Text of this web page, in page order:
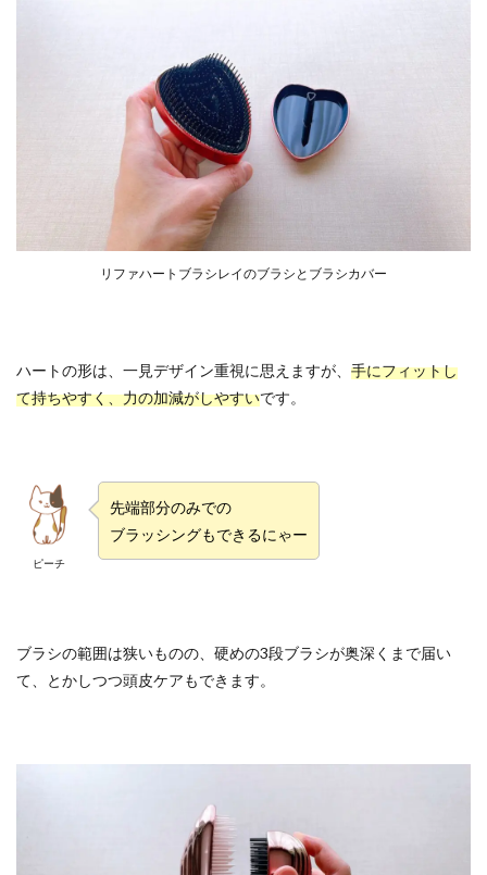
リファハートブラシレイのブラシとブラシカバー
ハートの形は、一見デザイン重視に思えますが、 手にフィットし
て持ちやすく、力の加減がしやすいです。
ピーチ
先端部分のみでの
ブラッシングもできるにゃー
ブラシの範囲は狭いものの、硬めの3段ブラシが奥深くまで届い
て、とかしつつ頭皮ケアもできます。